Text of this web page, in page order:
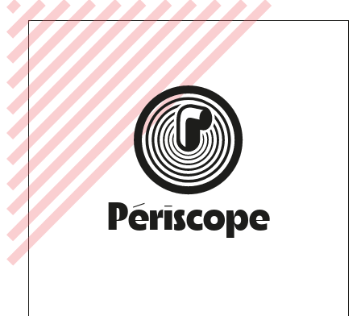
Périscope